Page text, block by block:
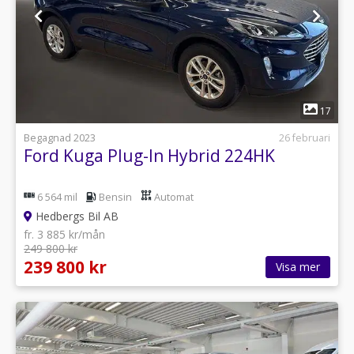
17
Begagnad 2023
26 februari
Ford Kuga Plug-In Hybrid 224HK
6 564 mil Bensin Automat
Hedbergs Bil AB
fr. 3 885 kr/mån
249 800 kr
239 800 kr Visa mer